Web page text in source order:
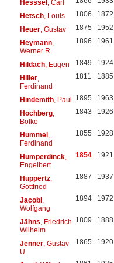
Hesssel , Carl
Hetsch, Louis 1806 1872
Heuer, Gustav 1875 1952
Heymann,
Werner R.
1896 1961
Hildach, Eugen 1849 1924
Hiller,
Ferdinand
1811 1885
Hindemith, Paul 1895 1963
Hochberg,
Bolko
1843 1926
Hummel,
Ferdinand
1855 1928
Humperdinck,
Engelbert
1854 1921
Huppertz,
Gottfried
1887 1937
Jacobi,
Wolfgang
1894 1972
Jähns , Friedrich
Wilhelm
1809 1888
Jenner, Gustav
U.
1865 1920